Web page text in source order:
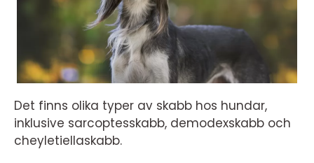
Det finns olika typer av skabb hos hundar,
inklusive sarcoptesskabb, demodexskabb och
cheyletiellaskabb.